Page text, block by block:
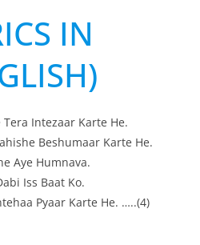
IN
Tera Intezaar Karte He.
Beshumaar Karte He.
Aye Humnava.
Iss Baat Ko.
Pyaar Karte He. …..(4)